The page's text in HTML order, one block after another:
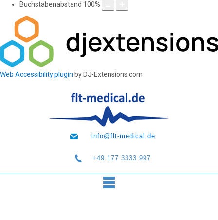
Buchstabenabstand 100%
Web Accessibility plugin by DJ-Extensions.com
info@flt-medical.de
+49 177 3333 997